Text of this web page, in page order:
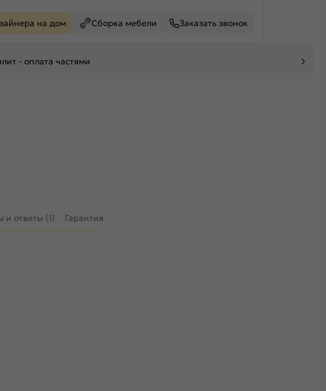
на дом
Сборка мебели Заказать звонок
- оплата частями
и ответы (1) Гарантия